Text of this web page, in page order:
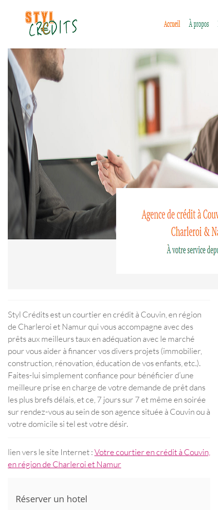
Styl Crédits est un courtier en crédit à Couvin, en région
de Charleroi et Namur qui vous accompagne avec des
prêts aux meilleurs taux en adéquation avec le marché
pour vous aider à financer vos divers projets (immobilier,
construction, rénovation, éducation de vos enfants, etc.).
Faites-lui simplement confiance pour bénéficier d’une
meilleure prise en charge de votre demande de prêt dans
les plus brefs délais, et ce, 7 jours sur 7 et même en soirée
sur rendez-vous au sein de son agence située à Couvin ou à
votre domicile si tel est votre désir.
lien vers le site Internet :Votre courtier en crédit à Couvin,
en région de Charleroi et Namur
Réserver un hotel